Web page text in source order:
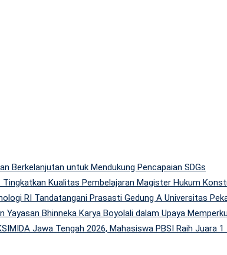
Berkelanjutan untuk Mendukung Pencapaian SDGs
Tingkatkan Kualitas Pembelajaran Magister Hukum
RI Tandatangani Prasasti Gedung A Universitas
Bhinneka Karya Boyolali dalam Upaya
Jawa Tengah 2026, Mahasiswa PBSI Raih Juara